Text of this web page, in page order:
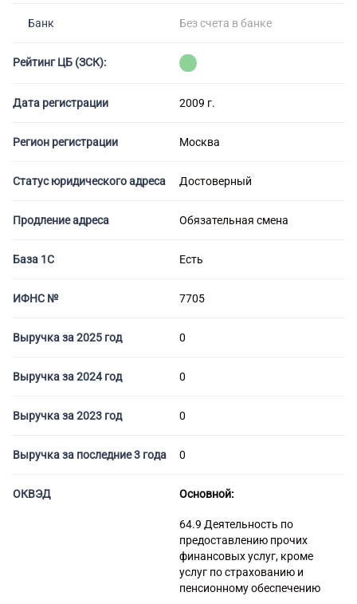
С долгами
Для тендера
С историей
ИТ-компании
Готовые фирмы по недвижимости
Бухгалтерские компании
Туристические фирмы
Регистрация НКО
Услуга банкротства
Банкротство компании
Банкротство ООО
Банкротство фирмы
Банк Без счета в банке
Рейтинг ЦБ (ЗСК):
Дата регистрации 2009 г.
Регион регистрации Москва
Статус юридического адреса Достоверный
Продление адреса Обязательная смена
База 1С Есть
ИФНС № 7705
Выручка за 2025 год 0
Выручка за 2024 год 0
Выручка за 2023 год 0
Выручка за последние 3 года 0
ОКВЭД Основной:
64.9 Деятельность по
предоставлению прочих
финансовых услуг, кроме
услуг по страхованию и
пенсионному обеспечению